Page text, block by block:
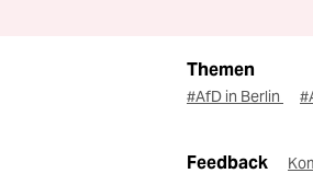
Themen
#AfD in Berlin
Feedback